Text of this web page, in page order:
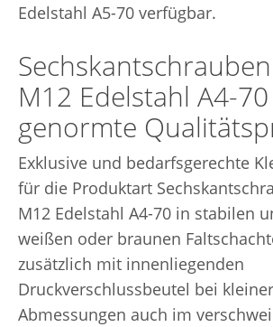
Edelstahl A5-70 verfügbar.
M12 Edelstahl A4-
genormte
Exklusive und bedarfsgerechte
für die Produktart
M12 Edelstahl A4-70 in stabilen
weißen oder braunen
zusätzlich mit innenliegenden
Druckverschlussbeutel bei
Abmessungen auch im